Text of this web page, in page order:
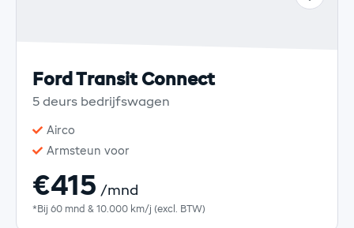
Ford Transit Connect
5 deurs bedrijfswagen
Airco
Armsteun voor
€415 /mnd
*Bij 60 mnd & 10.000 km/j (excl. BTW)